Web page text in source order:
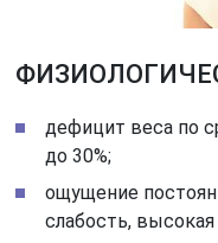
дефицит веса по
до 30%;
ощущение
слабость,